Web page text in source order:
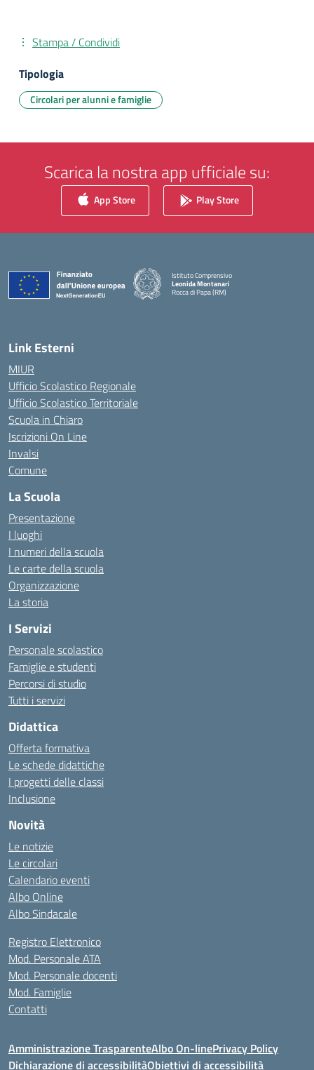
Stampa / Condividi
Tipologia
Circolari per alunni e famiglie
Scarica la nostra app ufficiale su:
App Store Play Store
Istituto Comprensivo
Leonida Montanari
Rocca di Papa (RM)
— Visita la pagina iniziale della scuola
Link Esterni
MIUR
Ufficio Scolastico Regionale
Ufficio Scolastico Territoriale
Scuola in Chiaro
Iscrizioni On Line
Invalsi
Comune
La Scuola
Presentazione
I luoghi
I numeri della scuola
Le carte della scuola
Organizzazione
La storia
I Servizi
Personale scolastico
Famiglie e studenti
Percorsi di studio
Tutti i servizi
Didattica
Offerta formativa
Le schede didattiche
I progetti delle classi
Inclusione
Novità
Le notizie
Le circolari
Calendario eventi
Albo Online
Albo Sindacale
Registro Elettronico
Mod. Personale ATA
Mod. Personale docenti
Mod. Famiglie
Contatti
Amministrazione TrasparenteAlbo On-linePrivacy Policy
Dichiarazione di accessibilitàObiettivi di accessibilità